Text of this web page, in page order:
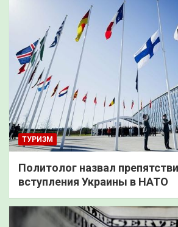
ТУРИЗМ
Политолог назвал
вступления Украины в НАТО